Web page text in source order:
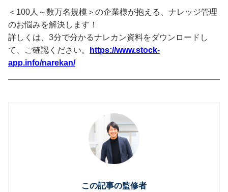
＜100人～数万名規模＞の企業様が抱える、ナレッジ管理
のお悩みを解決します！
詳しくは、3分で分かるナレカン資料をダウンロードし
て、ご確認ください。
https://www.stock-
app.info/narekan/
この記事の監修者